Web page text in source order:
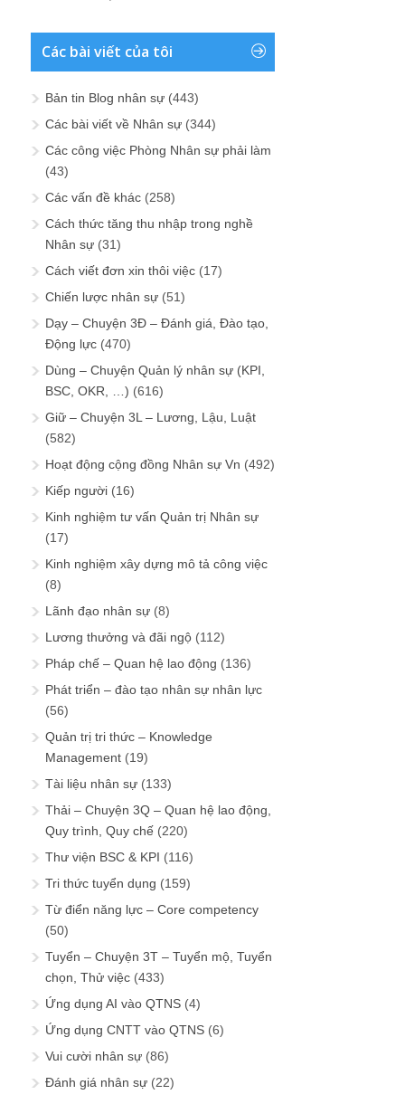
Các bài viết của tôi
Bản tin Blog nhân sự (443)
Các bài viết về Nhân sự (344)
Các công việc Phòng Nhân sự phải làm
(43)
Các vấn đề khác (258)
Cách thức tăng thu nhập trong nghề
Nhân sự (31)
Cách viết đơn xin thôi việc (17)
Chiến lược nhân sự (51)
Dạy – Chuyện 3Đ – Đánh giá, Đào tạo,
Động lực (470)
Dùng – Chuyện Quản lý nhân sự (KPI,
BSC, OKR, …) (616)
Giữ – Chuyện 3L – Lương, Lậu, Luật
(582)
Hoạt động cộng đồng Nhân sự Vn (492)
Kiếp người (16)
Kinh nghiệm tư vấn Quản trị Nhân sự
(17)
Kinh nghiệm xây dựng mô tả công việc
(8)
Lãnh đạo nhân sự (8)
Lương thưởng và đãi ngộ (112)
Pháp chế – Quan hệ lao động (136)
Phát triển – đào tạo nhân sự nhân lực
(56)
Quản trị tri thức – Knowledge
Management (19)
Tài liệu nhân sự (133)
Thải – Chuyện 3Q – Quan hệ lao động,
Quy trình, Quy chế (220)
Thư viện BSC & KPI (116)
Tri thức tuyển dụng (159)
Từ điển năng lực – Core competency
(50)
Tuyển – Chuyện 3T – Tuyển mộ, Tuyển
chọn, Thử việc (433)
Ứng dụng AI vào QTNS (4)
Ứng dụng CNTT vào QTNS (6)
Vui cười nhân sự (86)
Đánh giá nhân sự (22)